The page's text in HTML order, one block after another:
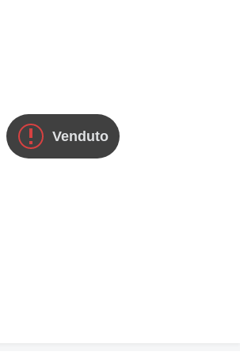
Venduto